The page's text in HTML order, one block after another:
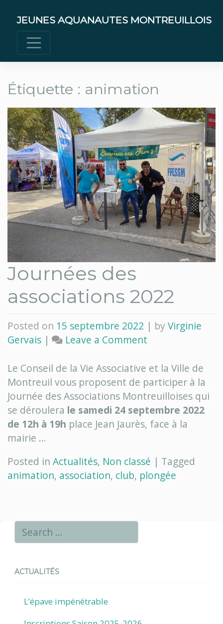
content
JEUNES AQUANAUTES MONTREUILLOIS
Étiquette : animation
Journées des
associations 2022
Posted on 15 septembre 2022 | byVirginie
Gervais | Leave a Comment
des
associations
2022
Le Conseil de la Vie Associative et la Ville de
Montreuil vous proposent de participer à la
Journée des Associations Montreuilloises qui
se déroulera le samedi 24 septembre 2022
de 12h à 19h place Jean Jaurès, face à la
mairie …
Posted in Actualités, Non classé | Tagged
animation, association, club, plongée
ACTUALITÉS
L’épave impénétrable